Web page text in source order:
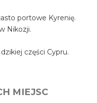
portowe Kyrenię.
Nikozji.
części Cypru.
MIEJSC